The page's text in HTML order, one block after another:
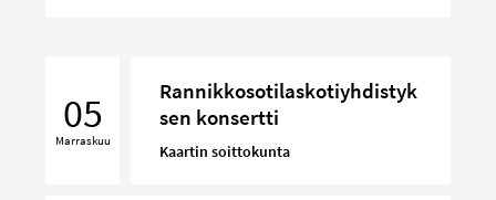
05
Marraskuu
Rannikkosotilaskotiyhdistyk
sen konsertti
Kaartin soittokunta